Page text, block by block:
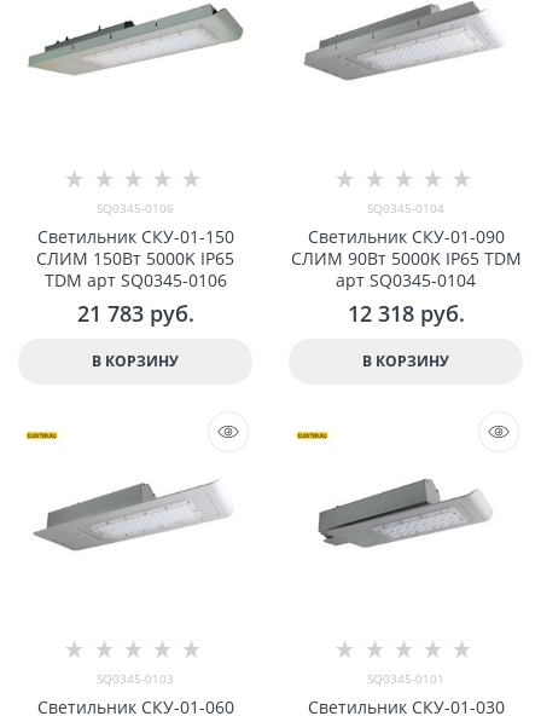
SQ0345-0106
Светильник СКУ-01-150
СЛИМ 150Вт 5000K IP65
TDM арт SQ0345-0106
21 783 руб.
В КОРЗИНУ
SQ0345-0104
Светильник СКУ-01-090
СЛИМ 90Вт 5000K IP65 TDM
арт SQ0345-0104
12 318 руб.
В КОРЗИНУ
SQ0345-0103
Светильник СКУ-01-060
SQ0345-0101
Светильник СКУ-01-030